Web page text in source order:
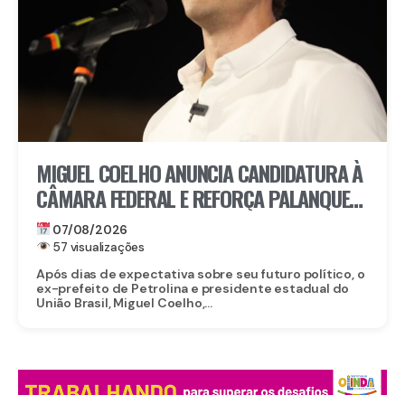
MIGUEL COELHO ANUNCIA CANDIDATURA À
CÂMARA FEDERAL E REFORÇA PALANQUE
DE RAQUEL LYRA EM PERNAMBUCO
07/08/2026
57 visualizações
Após dias de expectativa sobre seu futuro político, o
ex-prefeito de Petrolina e presidente estadual do
União Brasil, Miguel Coelho,...